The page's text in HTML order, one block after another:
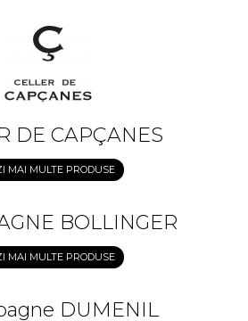
DE CAPÇANES
MAI MULTE PRODUSE
BOLLINGER
MAI MULTE PRODUSE
DUMENIL